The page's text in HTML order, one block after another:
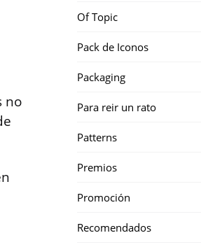
no
Of Topic
Pack de Iconos
Packaging
Para reir un rato
Patterns
Premios
Promoción
Recomendados